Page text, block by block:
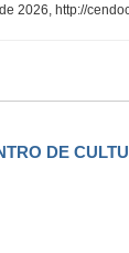
2026, http://
DE